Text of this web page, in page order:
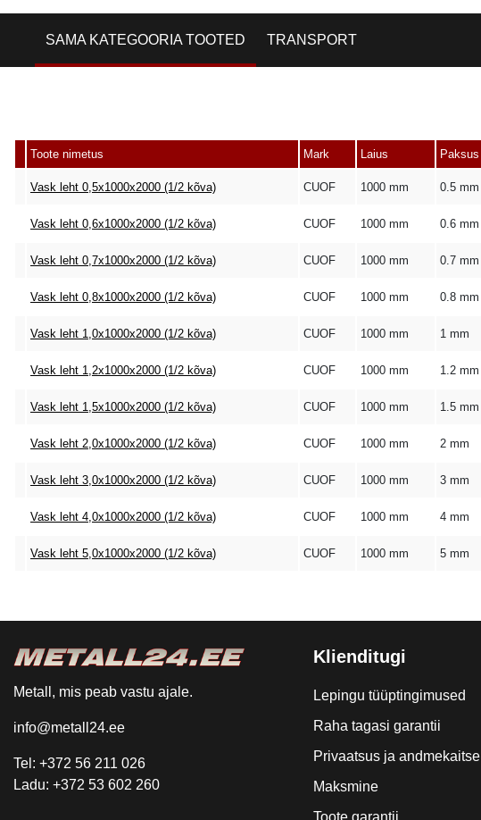
SAMA KATEGOORIA TOOTED TRANSPORT
Toote nimetus Mark Laius Paksus
Vask leht 0,5x1000x2000 (1/2 kõva) CUOF 1000 mm 0.5 mm
Vask leht 0,6x1000x2000 (1/2 kõva) CUOF 1000 mm 0.6 mm
Vask leht 0,7x1000x2000 (1/2 kõva) CUOF 1000 mm 0.7 mm
Vask leht 0,8x1000x2000 (1/2 kõva) CUOF 1000 mm 0.8 mm
Vask leht 1,0x1000x2000 (1/2 kõva) CUOF 1000 mm 1 mm
Vask leht 1,2x1000x2000 (1/2 kõva) CUOF 1000 mm 1.2 mm
Vask leht 1,5x1000x2000 (1/2 kõva) CUOF 1000 mm 1.5 mm
Vask leht 2,0x1000x2000 (1/2 kõva) CUOF 1000 mm 2 mm
Vask leht 3,0x1000x2000 (1/2 kõva) CUOF 1000 mm 3 mm
Vask leht 4,0x1000x2000 (1/2 kõva) CUOF 1000 mm 4 mm
Vask leht 5,0x1000x2000 (1/2 kõva) CUOF 1000 mm 5 mm
Metall, mis peab vastu ajale.
info@metall24.ee
Tel: +372 56 211 026
Ladu: +372 53 602 260
Klienditugi
Lepingu tüüptingimused
Raha tagasi garantii
Privaatsus ja andmekaitse
Maksmine
Toote garantii